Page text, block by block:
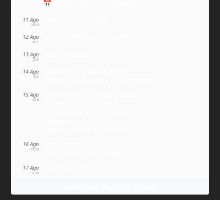
📅 Añade todo a tu calendario personal
11 Ago
MAR
12 Ago
MIÉ
13 Ago
JUE
14 Ago
VIE
15 Ago
SÁB
16 Ago
DOM
17 Ago
LUN
·